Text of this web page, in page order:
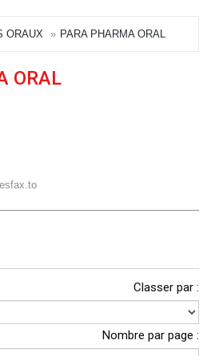
ORAUX PARA PHARMA ORAL
ORAL
Classer par :
Nombre par page :